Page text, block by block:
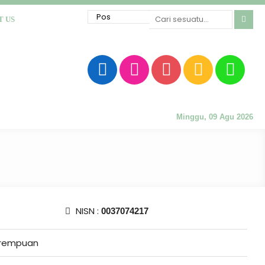
US
Minggu, 09 Agu 2026
NISN : 0037074217